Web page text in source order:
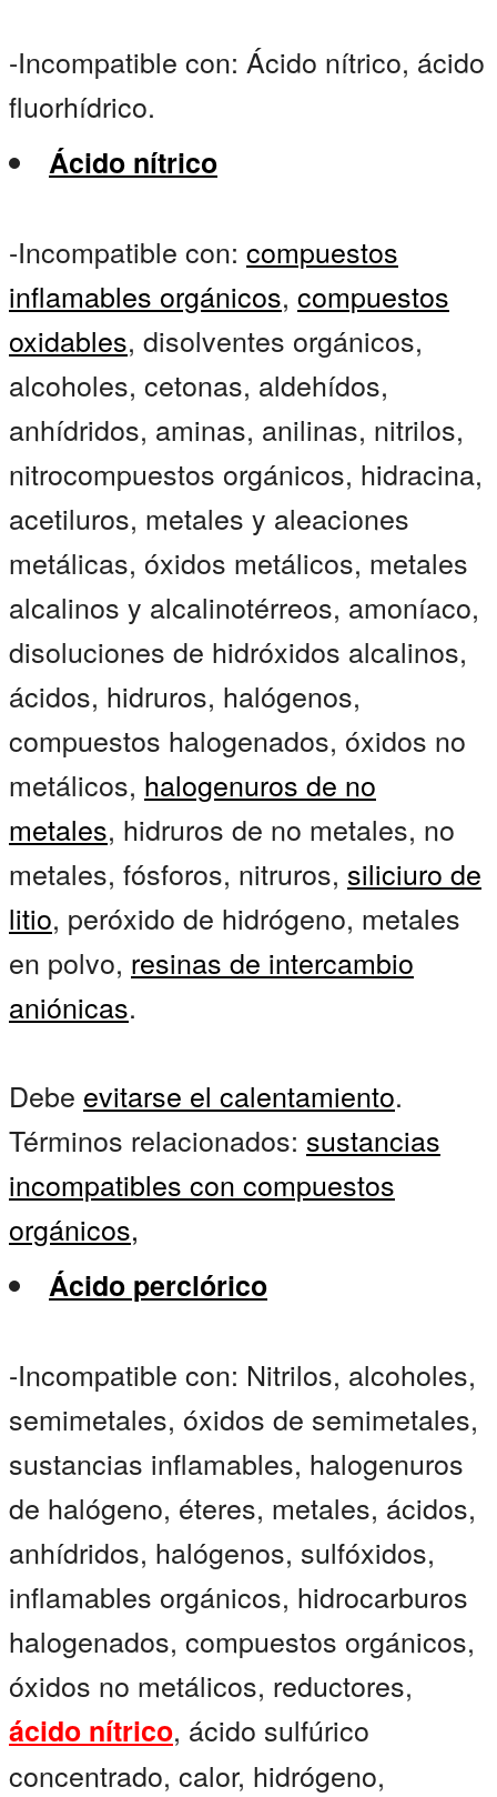
-Incompatible con: Ácido nítrico, ácido
fluorhídrico.
Ácido nítrico
-Incompatible con: compuestos
inflamables orgánicos, compuestos
oxidables, disolventes orgánicos,
alcoholes, cetonas, aldehídos,
anhídridos, aminas, anilinas, nitrilos,
nitrocompuestos orgánicos, hidracina,
acetiluros, metales y aleaciones
metálicas, óxidos metálicos, metales
alcalinos y alcalinotérreos, amoníaco,
disoluciones de hidróxidos alcalinos,
ácidos, hidruros, halógenos,
compuestos halogenados, óxidos no
metálicos, halogenuros de no
metales, hidruros de no metales, no
metales, fósforos, nitruros, siliciuro de
litio, peróxido de hidrógeno, metales
en polvo, resinas de intercambio
aniónicas.
Debe evitarse el calentamiento.
Términos relacionados: sustancias
incompatibles con compuestos
orgánicos,
Ácido perclórico
-Incompatible con: Nitrilos, alcoholes,
semimetales, óxidos de semimetales,
sustancias inflamables, halogenuros
de halógeno, éteres, metales, ácidos,
anhídridos, halógenos, sulfóxidos,
inflamables orgánicos, hidrocarburos
halogenados, compuestos orgánicos,
óxidos no metálicos, reductores,
ácido nítrico, ácido sulfúrico
concentrado, calor, hidrógeno,